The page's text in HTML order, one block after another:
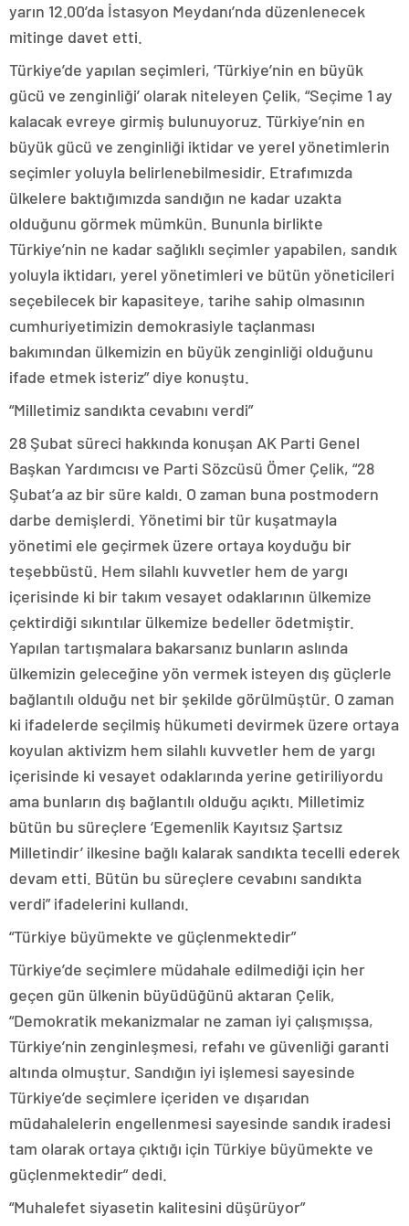
yarın 12.00’da İstasyon Meydanı’nda düzenlenecek
mitinge davet etti.
Türkiye’de yapılan seçimleri, ‘Türkiye’nin en büyük
gücü ve zenginliği’ olarak niteleyen Çelik, “Seçime 1 ay
kalacak evreye girmiş bulunuyoruz. Türkiye’nin en
büyük gücü ve zenginliği iktidar ve yerel yönetimlerin
seçimler yoluyla belirlenebilmesidir. Etrafımızda
ülkelere baktığımızda sandığın ne kadar uzakta
olduğunu görmek mümkün. Bununla birlikte
Türkiye’nin ne kadar sağlıklı seçimler yapabilen, sandık
yoluyla iktidarı, yerel yönetimleri ve bütün yöneticileri
seçebilecek bir kapasiteye, tarihe sahip olmasının
cumhuriyetimizin demokrasiyle taçlanması
bakımından ülkemizin en büyük zenginliği olduğunu
ifade etmek isteriz” diye konuştu.
“Milletimiz sandıkta cevabını verdi”
28 Şubat süreci hakkında konuşan AK Parti Genel
Başkan Yardımcısı ve Parti Sözcüsü Ömer Çelik, “28
Şubat’a az bir süre kaldı. O zaman buna postmodern
darbe demişlerdi. Yönetimi bir tür kuşatmayla
yönetimi ele geçirmek üzere ortaya koyduğu bir
teşebbüstü. Hem silahlı kuvvetler hem de yargı
içerisinde ki bir takım vesayet odaklarının ülkemize
çektirdiği sıkıntılar ülkemize bedeller ödetmiştir.
Yapılan tartışmalara bakarsanız bunların aslında
ülkemizin geleceğine yön vermek isteyen dış güçlerle
bağlantılı olduğu net bir şekilde görülmüştür. O zaman
ki ifadelerde seçilmiş hükumeti devirmek üzere ortaya
koyulan aktivizm hem silahlı kuvvetler hem de yargı
içerisinde ki vesayet odaklarında yerine getiriliyordu
ama bunların dış bağlantılı olduğu açıktı. Milletimiz
bütün bu süreçlere ‘Egemenlik Kayıtsız Şartsız
Milletindir’ ilkesine bağlı kalarak sandıkta tecelli ederek
devam etti. Bütün bu süreçlere cevabını sandıkta
verdi” ifadelerini kullandı.
“Türkiye büyümekte ve güçlenmektedir”
Türkiye’de seçimlere müdahale edilmediği için her
geçen gün ülkenin büyüdüğünü aktaran Çelik,
“Demokratik mekanizmalar ne zaman iyi çalışmışsa,
Türkiye’nin zenginleşmesi, refahı ve güvenliği garanti
altında olmuştur. Sandığın iyi işlemesi sayesinde
Türkiye’de seçimlere içeriden ve dışarıdan
müdahalelerin engellenmesi sayesinde sandık iradesi
tam olarak ortaya çıktığı için Türkiye büyümekte ve
güçlenmektedir” dedi.
“Muhalefet siyasetin kalitesini düşürüyor”